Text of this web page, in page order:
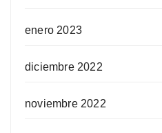
enero 2023
diciembre 2022
noviembre 2022